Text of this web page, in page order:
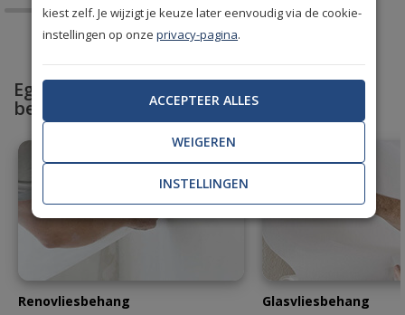
Egaliseer en bescherm met professioneel
behang
Renovliesbehang
Glasvliesbehang
kiest zelf. Je wijzigt je keuze later eenvoudig via de cookie-
instellingen op onzeprivacy-pagina.
ACCEPTEER ALLES
WEIGEREN
INSTELLINGEN